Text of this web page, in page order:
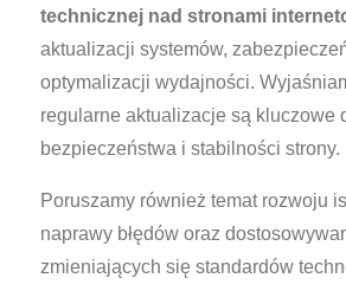
technicznej nad stronami
aktualizacji systemów,
optymalizacji wydajności.
regularne aktualizacje są kluczowe
bezpieczeństwa i stabilności strony.
Poruszamy również temat rozwoju
naprawy błędów oraz
zmieniających się standardów